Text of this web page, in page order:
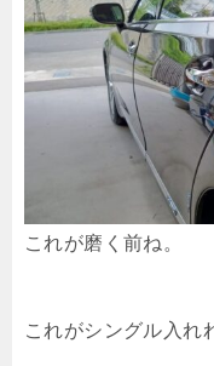
これが磨く前ね。
これがシングル入れ